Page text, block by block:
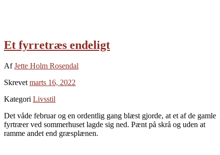
Et fyrretræs endeligt
AfJette Holm Rosendal
Skrevet marts 16, 2022
Kategori Livsstil
Det våde februar og en ordentlig gang blæst gjorde, at et af de gamle
fyrtræer ved sommerhuset lagde sig ned. Pænt på skrå og uden at
ramme andet end græsplænen.